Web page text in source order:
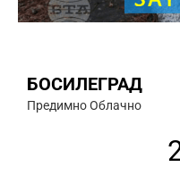
БОСИЛЕГРАД
Предимно Облачно